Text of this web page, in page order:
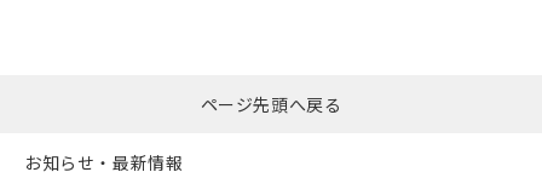
ページ先頭へ戻る
お知らせ・最新情報